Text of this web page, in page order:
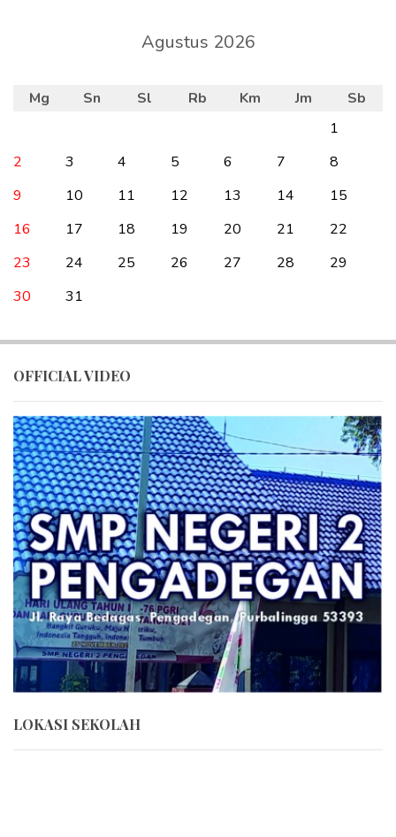
Agustus 2026
Mg Sn Sl Rb Km Jm
Sb
1
2
3 4 5 6 7
8
9
10 11 12 13 14
15
16
17 18 19 20 21
22
23
24 25 26 27 28
29
30
31
OFFICIAL VIDEO
LOKASI SEKOLAH